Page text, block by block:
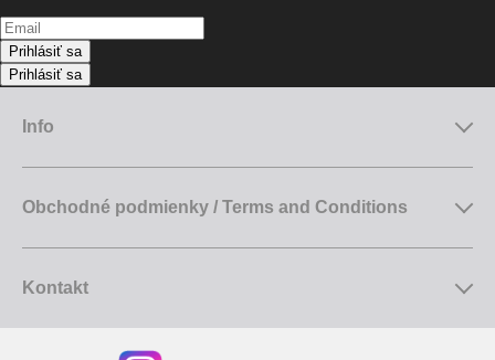
Prihlásiť sa
Prihlásiť sa
Info
Obchodné podmienky / Terms and Conditions
Kontakt